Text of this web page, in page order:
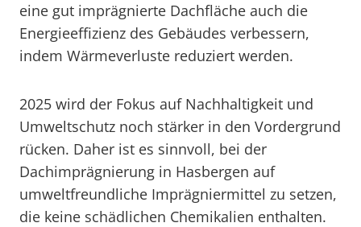
eine gut imprägnierte Dachfläche auch die
Energieeffizienz des Gebäudes verbessern,
indem Wärmeverluste reduziert werden.
2025 wird der Fokus auf Nachhaltigkeit und
Umweltschutz noch stärker in den Vordergrund
rücken. Daher ist es sinnvoll, bei der
Dachimprägnierung in Hasbergen auf
umweltfreundliche Imprägniermittel zu setzen,
die keine schädlichen Chemikalien enthalten.